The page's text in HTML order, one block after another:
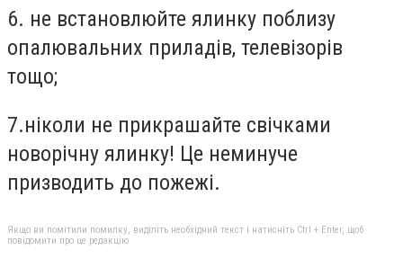
6. не встановлюйте ялинку поблизу
опалювальних приладів, телевізорів
тощо;
7.ніколи не прикрашайте свічками
новорічну ялинку! Це неминуче
призводить до пожежі.
Якщо ви помітили помилку, виділіть необхідний текст і натисніть Ctrl + Enter, щоб
повідомити про це редакцію